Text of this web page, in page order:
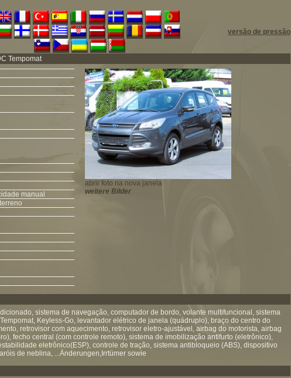
versão de pressão
Tempomat
manual
abrir foto na nova janela
weitere Bilder
sistema de navegação, computador de bordo, volante multifuncional, sistema
Keyless-Go, levantador elétrico de janela (quádruplo), braço do centro do
retrovisor com aquecimento, retrovisor eletro-ajustável, airbag do motorista, airbag
fecho central (com controle remoto), sistema de imobilização antifurto (eletrônico),
eletrônico(ESP), controle de tração, sistema antibloqueio (ABS), dispositivo
de neblina, ...Änderungen,Irrtümer sowie